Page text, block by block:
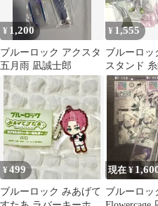
¥ 1,200
ブルーロック アクスタ
五月雨 凪誠士郎
¥ 1,555
ブルーロッ
スタンド
¥499
ブルーロック みあげて
現在 ¥
ブルーロッ